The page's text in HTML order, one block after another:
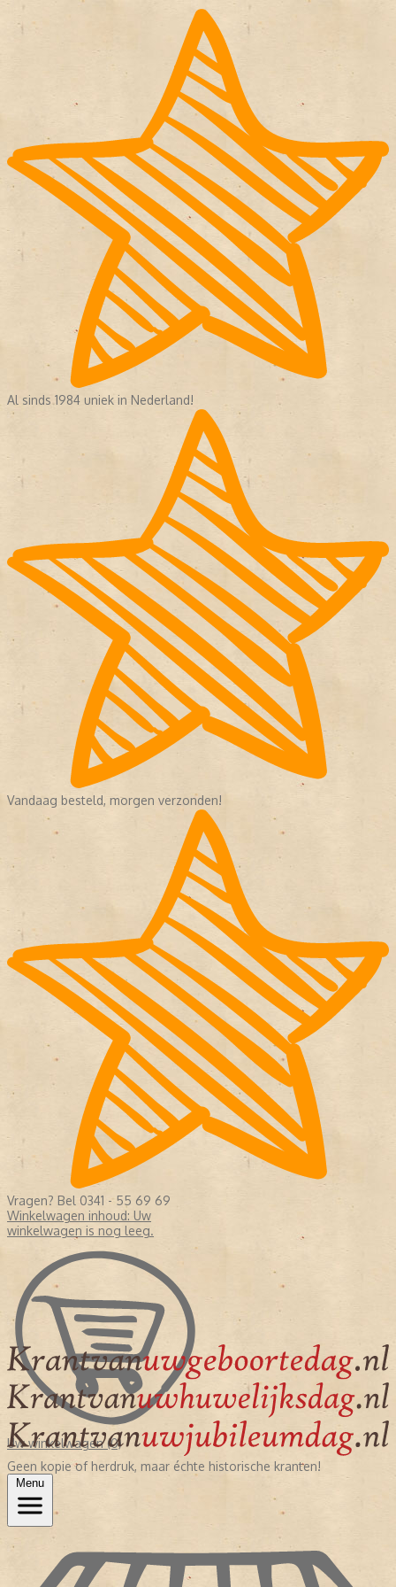
Al sinds 1984 uniek in Nederland!
Vandaag besteld, morgen verzonden!
Vragen? Bel 0341 - 55 69 69
Winkelwagen inhoud: Uw
winkelwagen is nog leeg.
Uw winkelwagen (0)
Geen kopie of herdruk, maar échte historische kranten!
Menu